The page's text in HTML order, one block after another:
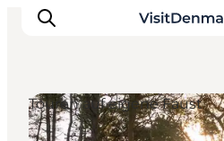
Touren auf eigene Faust